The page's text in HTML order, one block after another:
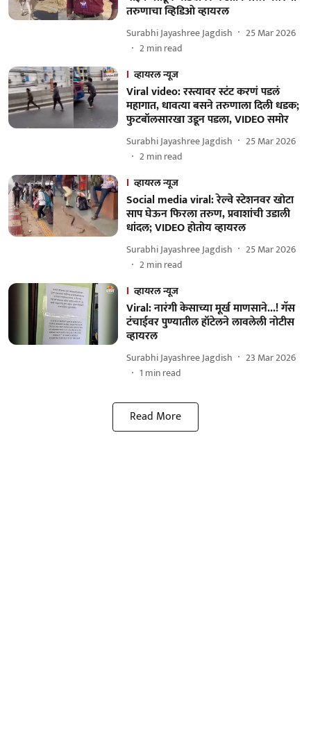
तरुणाचा व्हिडिओ व्हायरल
Surabhi Jayashree Jagdish
25 Mar 2026
2min read
व्हायरल न्यूज
Viral video: रस्त्यावर स्टंट करणं पडलं
महागात, धावत्या बसने तरुणाला दिली धडक;
फुटबॉलसारखा उडून पडला, VIDEO समोर
Surabhi Jayashree Jagdish
25 Mar 2026
2min read
व्हायरल न्यूज
Social media viral: रेल्वे स्टेशनवर खोटा
साप घेऊन फिरला तरुण, प्रवाशांची उडाली
धांदल; VIDEO होतोय व्हायरल
Surabhi Jayashree Jagdish
25 Mar 2026
2min read
व्हायरल न्यूज
Viral: नारंगी केसाच्या मूर्ख माणसाने...! गॅस
टंचाईवर पुण्यातील हॉटेलने लावलेली नोटीस
व्हायरल
Surabhi Jayashree Jagdish
23 Mar 2026
1 min read
Read More